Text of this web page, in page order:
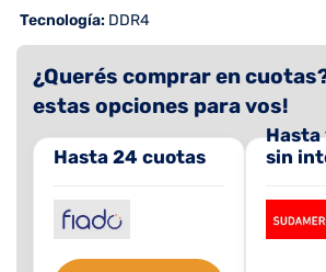
 Tecnología: DDR4
¿Querés comprar en cuotas?
estas opciones para vos!
Hasta 24 cuotas
Hasta
sin